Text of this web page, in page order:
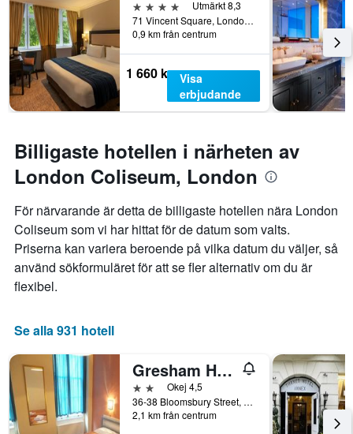
4 stjärnor
Utmärkt 8,3
71 Vincent Square, London, Storbritannien
0,9 km från centrum
1 660 kr Visa
erbjudande
Billigaste hotellen i närheten av
London Coliseum, London
För närvarande är detta de billigaste hotellen nära London
Coliseum som vi har hittat för de datum som valts.
Priserna kan variera beroende på vilka datum du väljer, så
använd sökformuläret för att se fler alternativ om du är
flexibel.
Se alla 931 hotell
Gresham Hotel Bloomsbury
2 stjärnorOkej 4,5
36-38 Bloomsbury Street, London, Storbritannien
2,1 km från centrum